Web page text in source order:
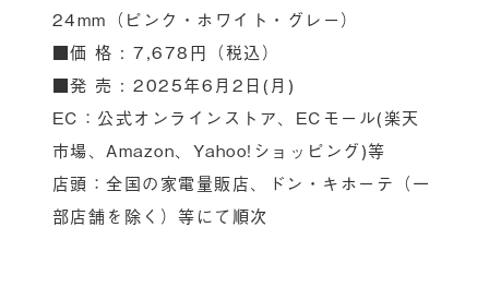
24mm（ピンク・ホワイト・グレー）
■価 格 : 7,678円（税込）
■発 売 : 2025年6月2日(月)
EC：公式オンラインストア、ECモール(楽天
市場、Amazon、Yahoo!ショッピング)等
店頭：全国の家電量販店、ドン・キホーテ（一
部店舗を除く）等にて順次